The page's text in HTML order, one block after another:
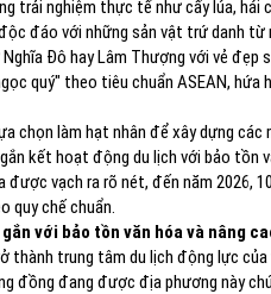
trải nghiệm thực tế như cấy lúa, hái
đáo với những sản vật trứ danh từ
Đô hay Lâm Thượng với vẻ đẹp
quý" theo tiêu chuẩn ASEAN,
chọn làm hạt nhân để xây dựng các
kết hoạt động du lịch với bảo tồn
vạch ra rõ nét, đến năm 2026,
quy chế chuẩn.
với bảo tồn văn hóa và nâng
thành trung tâm du lịch động lực
đồng đang được địa phương này